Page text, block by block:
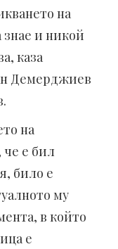
на
и никой
каза
Демерджиев
на
е бил
било е
му
в който
е